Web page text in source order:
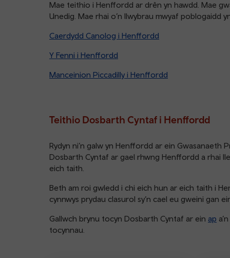
Mae teithio i Henffordd ar drên yn hawdd. Mae
Unedig. Mae rhai o’n llwybrau mwyaf poblogaidd
Caerdydd Canolog i Henffordd
Y Fenni i Henffordd
Manceinion Piccadilly i Henffordd
Teithio Dosbarth Cyntaf i Henffordd
Rydyn ni’n galw yn Henffordd ar ein Gwasanaeth
Dosbarth Cyntaf ar gael rhwng Henffordd a rhai
eich taith.
Beth am roi gwledd i chi eich hun ar eich taith i
cynnwys prydau clasurol sy’n cael eu gweini gan
Gallwch brynu tocyn Dosbarth Cyntaf ar ein ap a’n
tocynnau.